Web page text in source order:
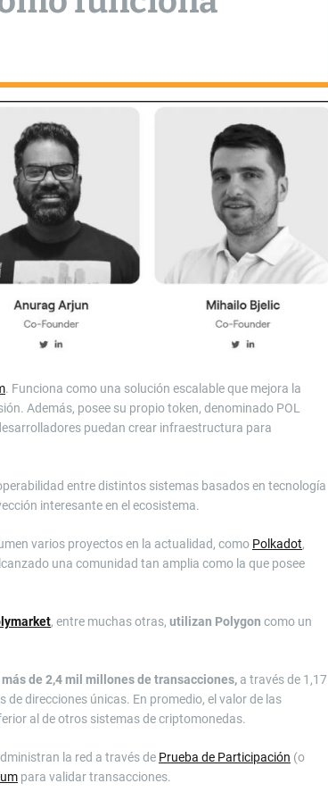
. Funciona como una solución escalable que mejora la
Además, posee su propio token, denominado POL
puedan crear infraestructura para
entre distintos sistemas basados en tecnología
interesante en el ecosistema.
varios proyectos en la actualidad, como Polkadot,
una comunidad tan amplia como la que posee
, entre muchas otras, utilizan Polygon como un
de 2,4 mil millones de transacciones, a través de 1,17
direcciones únicas. En promedio, el valor de las
al de otros sistemas de criptomonedas.
la red a través de Prueba de Participación (o
para validar transacciones.